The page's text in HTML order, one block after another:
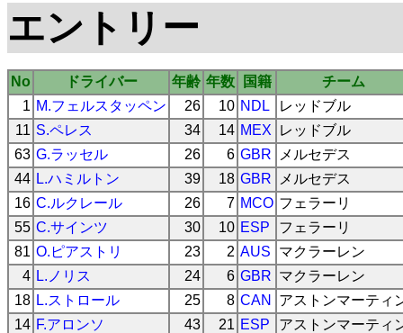
エントリー
No ドライバー 年齢 年数 国籍
チーム
1 M.フェルスタッペン 26 10 NDL
レッドブル
11 S.ペレス 34 14 MEX
レッドブル
63 G.ラッセル 26 6 GBR
メルセデス
44 L.ハミルトン 39 18 GBR
メルセデス
16 C.ルクレール 26 7 MCO フェラーリ
55 C.サインツ 30 10 ESP
フェラーリ
81 O.ピアストリ 23 2 AUS
マクラーレン
4 L.ノリス 24 6 GBR マクラーレン
18 L.ストロール 25 8 CAN
アストンマーティ
14 F.アロンソ 43 21 ESP
アストンマーティ